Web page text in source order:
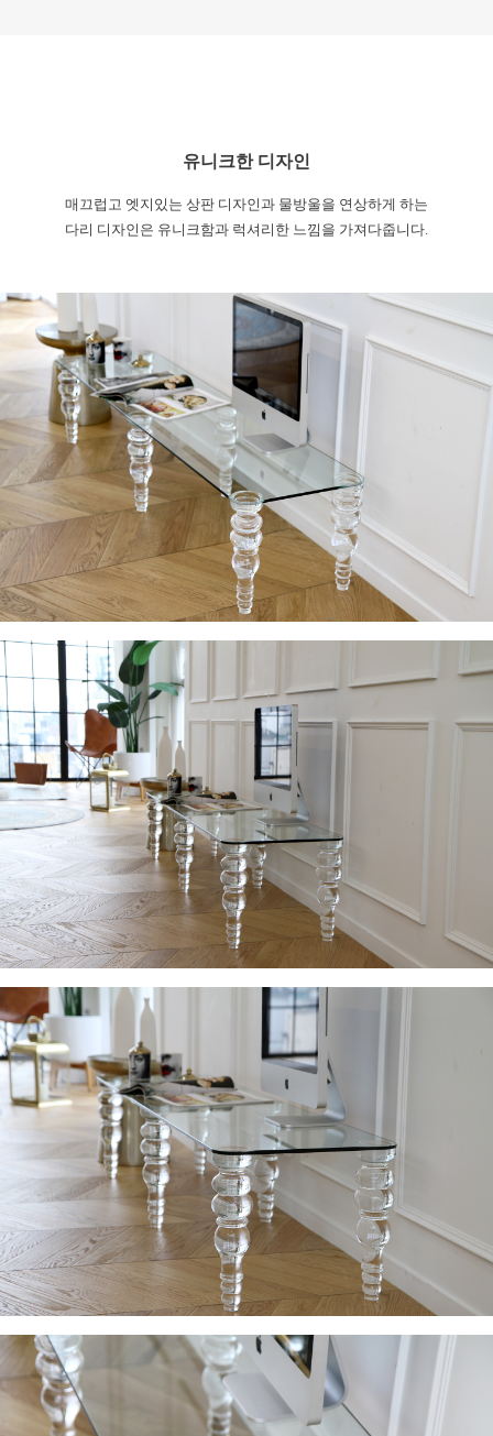
유니크한 디자인
매끄럽고 엣지있는 상판 디자인과 물방울을 연상하게 하는
다리 디자인은 유니크함과 럭셔리한 느낌을 가져다줍니다.